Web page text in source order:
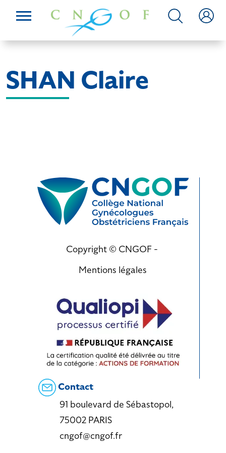
SHAN Claire
Copyright © CNGOF -
Mentions légales
Contact
91 boulevard de Sébastopol,
75002 PARIS
cngof@cngof.fr